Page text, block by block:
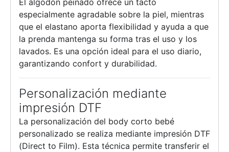
El algodón peinado ofrece un tacto
especialmente agradable sobre la piel, mientras
que el elastano aporta flexibilidad y ayuda a que
la prenda mantenga su forma tras el uso y los
lavados. Es una opción ideal para el uso diario,
garantizando confort y durabilidad.
Personalización mediante
impresión DTF
La personalización del body corto bebé
personalizado se realiza mediante impresión DTF
(Direct to Film). Esta técnica permite transferir el